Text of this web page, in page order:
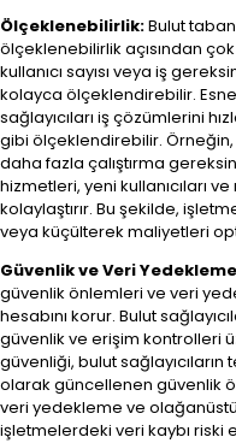
Ölçeklenebilirlik:Bulut
ölçeklenebilirlik açısından
kullanıcı sayısı veya iş
kolayca ölçeklendirebilir.
sağlayıcıları iş çözümlerini
gibi ölçeklendirebilir.
daha fazla çalıştırma
hizmetleri, yeni kullanıcıları
kolaylaştırır. Bu şekilde,
veya küçülterek maliyetleri
Güvenlik ve Veri
güvenlik önlemleri ve veri
hesabını korur. Bulut
güvenlik ve erişim kontrolleri
güvenliği, bulut
olarak güncellenen güvenlik
veri yedekleme ve
işletmelerdeki veri kaybı riski